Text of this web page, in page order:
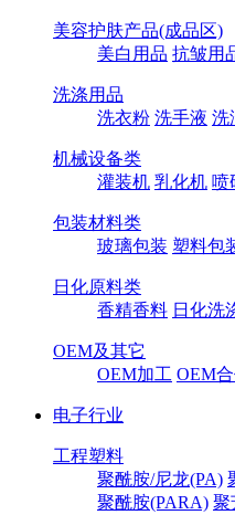
美容护肤产品(成品区)
美白用品 抗皱用
洗涤用品
洗衣粉 洗手液 洗
机械设备类
灌装机 乳化机 喷
包装材料类
玻璃包装 塑料包
日化原料类
香精香料 日化洗
OEM及其它
OEM加工 OEM
电子行业
工程塑料
聚酰胺/尼龙(PA)
聚酰胺(PARA) 聚